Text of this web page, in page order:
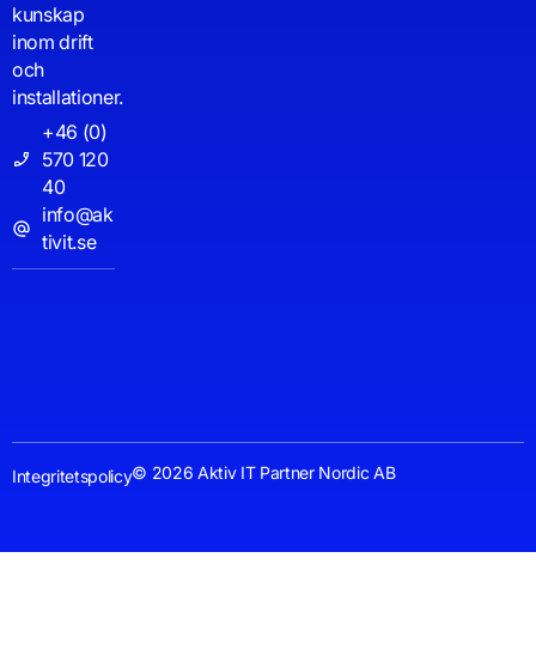
kunskap
inom drift
och
installationer.
+46 (0)
570 120
40
info@ak
tivit.se
© 2026 Aktiv IT Partner Nordic AB
Integritetspolicy